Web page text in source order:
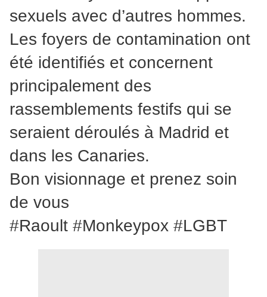
sexuels avec d’autres hommes.
Les foyers de contamination ont
été identifiés et concernent
principalement des
rassemblements festifs qui se
seraient déroulés à Madrid et
dans les Canaries.
Bon visionnage et prenez soin
de vous
#Raoult #Monkeypox #LGBT